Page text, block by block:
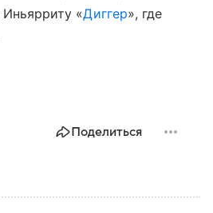
Иньярриту «Диггер», где
Поделиться